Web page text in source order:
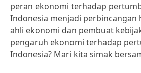
peran ekonomi terhadap
Indonesia menjadi perbincangan
ahli ekonomi dan pembuat
pengaruh ekonomi terhadap
Indonesia? Mari kita simak